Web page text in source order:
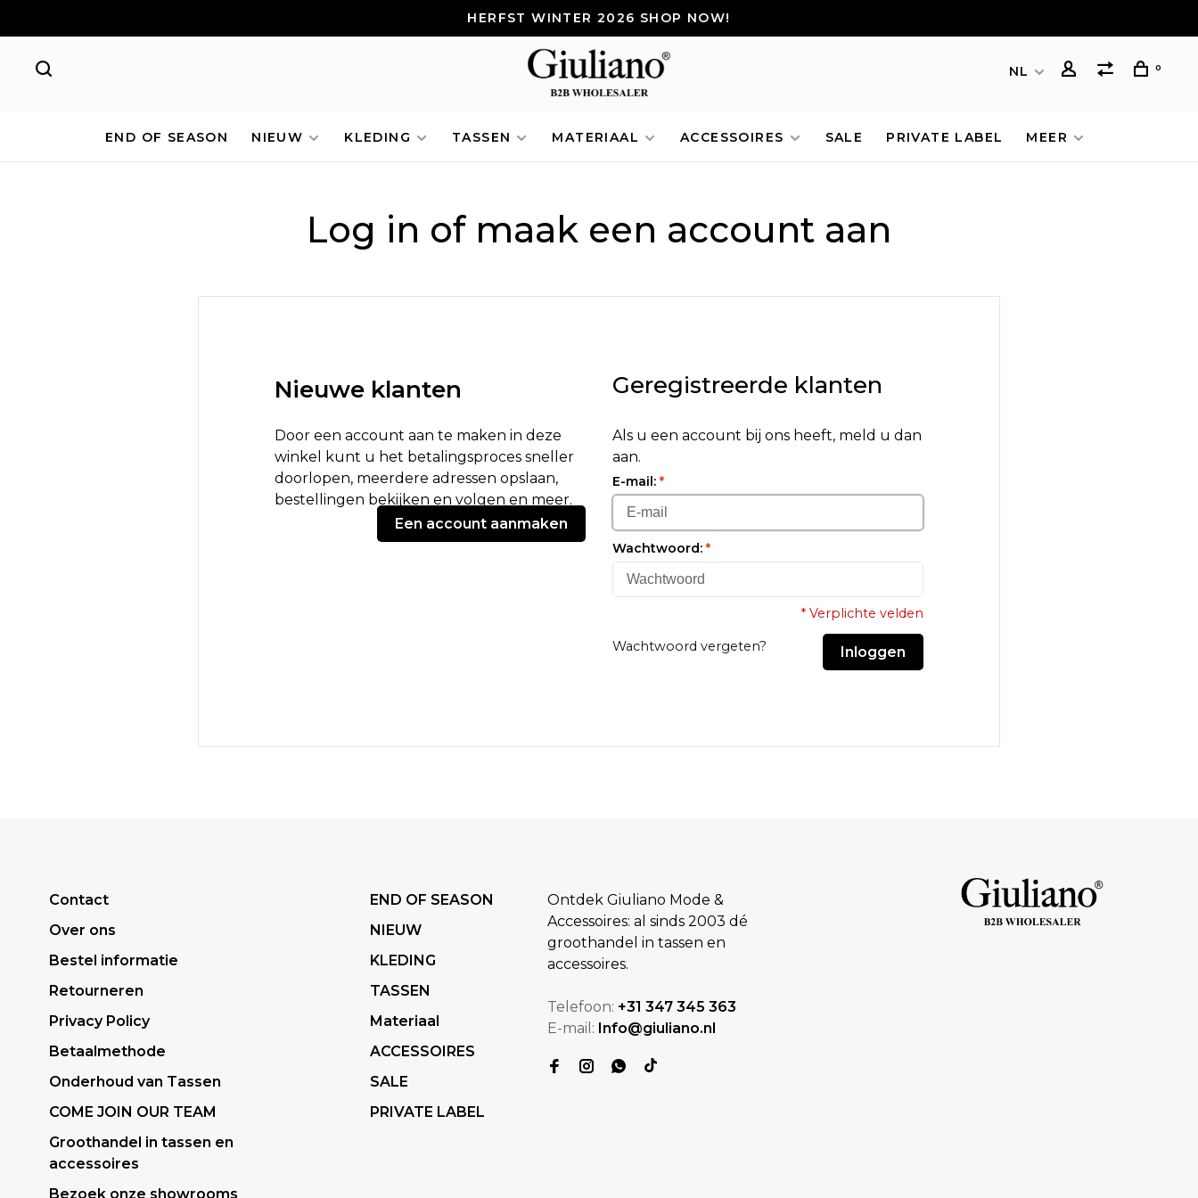
HERFST WINTER 2026 SHOP NOW!
NL 0
END OF SEASON NIEUW KLEDING TASSEN MATERIAAL ACCESSOIRES SALE PRIVATE LABEL MEER
Log in of maak een account aan
Nieuwe klanten
Door een account aan te maken in deze
winkel kunt u het betalingsproces sneller
doorlopen, meerdere adressen opslaan,
bestellingen bekijken en volgen en meer.
Een account aanmaken
Geregistreerde klanten
Als u een account bij ons heeft, meld u dan
aan.
E-mail: *
Wachtwoord: *
* Verplichte velden
Wachtwoord vergeten? Inloggen
Contact
Over ons
Bestel informatie
Retourneren
Privacy Policy
Betaalmethode
Onderhoud van Tassen
COME JOIN OUR TEAM
Groothandel in tassen en
accessoires
Bezoek onze showrooms
END OF SEASON
NIEUW
KLEDING
TASSEN
Materiaal
ACCESSOIRES
SALE
PRIVATE LABEL
Ontdek Giuliano Mode &
Accessoires: al sinds 2003 dé
groothandel in tassen en
accessoires.
Telefoon: +31 347 345 363
E-mail: Info@giuliano.nl